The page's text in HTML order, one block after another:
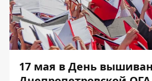
17 мая в День